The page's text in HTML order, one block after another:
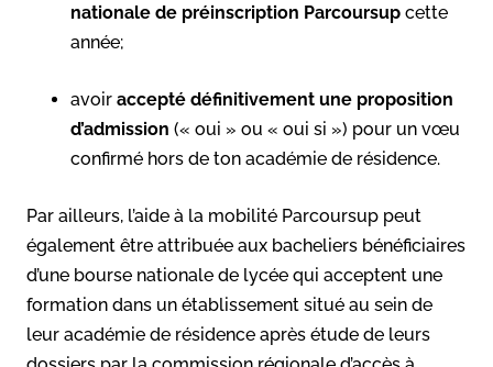
nationale de préinscription Parcoursup cette
année;
avoir accepté définitivement une proposition
d’admission (« oui » ou « oui si ») pour un vœu
confirmé hors de ton académie de résidence.
Par ailleurs, l’aide à la mobilité Parcoursup peut
également être attribuée aux bacheliers bénéficiaires
d’une bourse nationale de lycée qui acceptent une
formation dans un établissement situé au sein de
leur académie de résidence après étude de leurs